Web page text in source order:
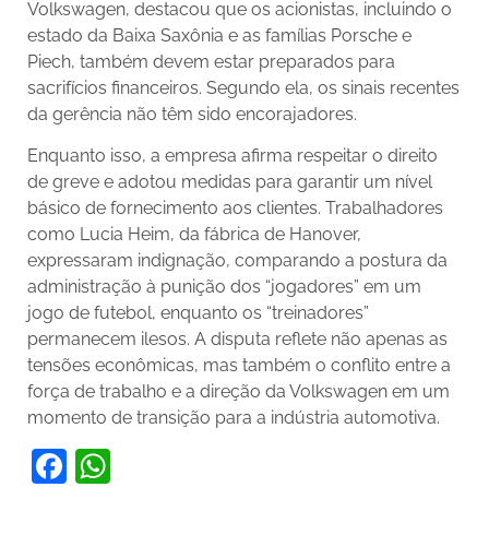
Volkswagen, destacou que os acionistas, incluindo o
estado da Baixa Saxônia e as famílias Porsche e
Piech, também devem estar preparados para
sacrifícios financeiros. Segundo ela, os sinais recentes
da gerência não têm sido encorajadores.
Enquanto isso, a empresa afirma respeitar o direito
de greve e adotou medidas para garantir um nível
básico de fornecimento aos clientes. Trabalhadores
como Lucia Heim, da fábrica de Hanover,
expressaram indignação, comparando a postura da
administração à punição dos “jogadores” em um
jogo de futebol, enquanto os “treinadores”
permanecem ilesos. A disputa reflete não apenas as
tensões econômicas, mas também o conflito entre a
força de trabalho e a direção da Volkswagen em um
momento de transição para a indústria automotiva.
Facebook